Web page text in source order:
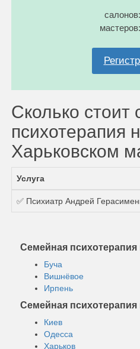
салонов:
мастеров:
Сколько стоит
психотерапия
Харьковском
Услуга
✅ Психиатр Андрей
Семейная психотерапия
Буча
Вишнёвое
Ирпень
Семейная психотерапия
Киев
Одесса
Харьков